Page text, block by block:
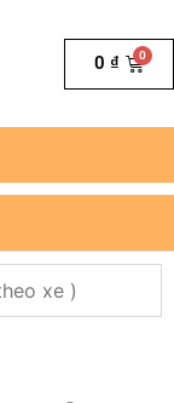
0 ₫